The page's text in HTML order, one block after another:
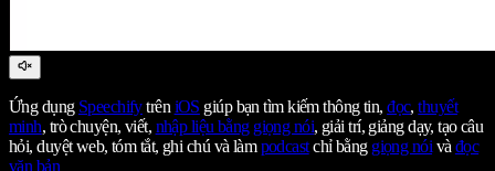
Ứng dụng SpeechifytrêniOS giúp bạn tìm kiếm thông tin,đọc,thuyết
minh, trò chuyện, viết, nhập liệu bằng giọng nói, giải trí, giảng dạy, tạo câu
hỏi, duyệt web, tóm tắt, ghi chú và làmpodcastchỉ bằng giọng nóivàđọc
văn bản